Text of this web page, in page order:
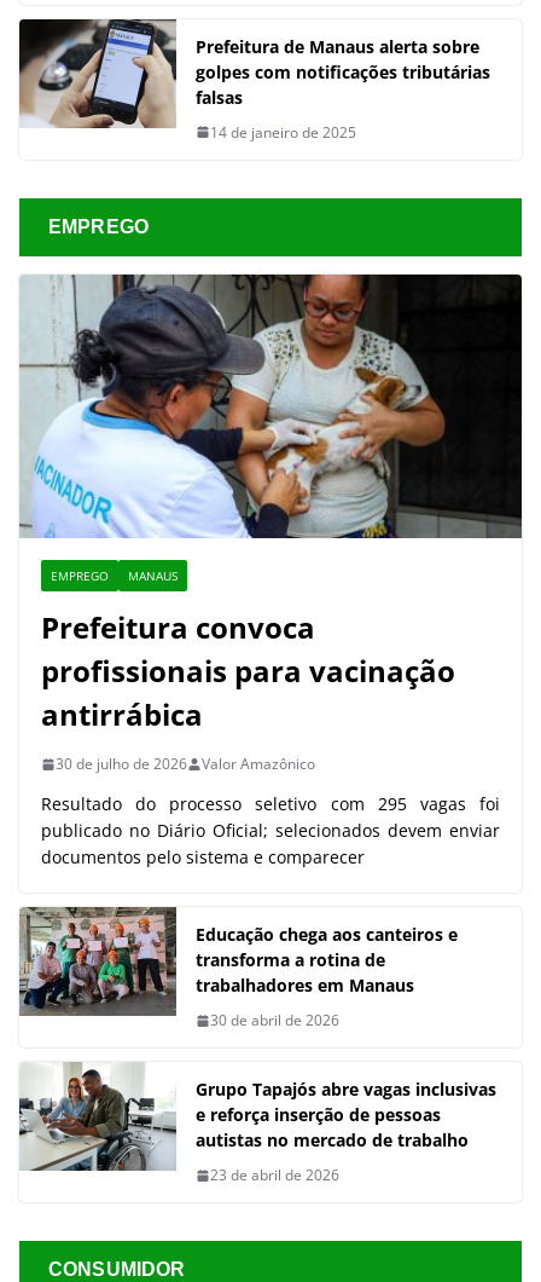
Prefeitura de Manaus alerta sobre
golpes com notificações tributárias
falsas
14 de janeiro de 2025
EMPREGO
EMPREGO MANAUS
Prefeitura convoca
profissionais para vacinação
antirrábica
30 de julho de 2026 Valor Amazônico
Resultado do processo seletivo com 295 vagas foi
publicado no Diário Oficial; selecionados devem enviar
documentos pelo sistema e comparecer
Educação chega aos canteiros e
transforma a rotina de
trabalhadores em Manaus
30 de abril de 2026
Grupo Tapajós abre vagas inclusivas
e reforça inserção de pessoas
autistas no mercado de trabalho
23 de abril de 2026
CONSUMIDOR